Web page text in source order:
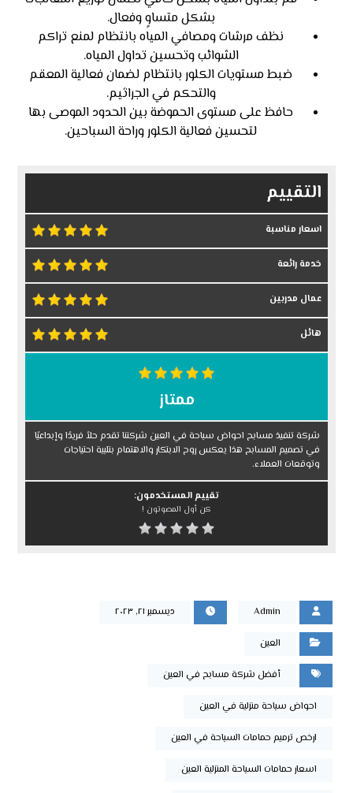
بشكل متساوٍ وفعال.
نظف مرشات ومصافي المياه بانتظام لمنع تراكم
الشوائب وتحسين تداول المياه.
ضبط مستويات الكلور بانتظام لضمان فعالية المعقم
والتحكم في الجراثيم.
حافظ على مستوى الحموضة بين الحدود الموصى بها
لتحسين فعالية الكلور وراحة السباحين.
التقييم
اسعار مناسبة
خدمة رائعة
عمال مدربين
هائل
ممتاز
شركة تنفيذ مسابح احواض سباحة في العين شركتنا تقدم حلاً فريدًا وإبداعيًا
في تصميم المسابح هذا يعكس روح الابتكار والاهتمام بتلبية احتياجات
وتوقعات العملاء.
تقييم المستخدمون:
كن أول المصوتون !
Admin ديسمبر ٢١, ٢٠٢٣
العين
أفضل شركة مسابح في العين
احواض سباحة منزلية في العين
ارخص ترميم حمامات السباحة في العين
اسعار حمامات السباحة المنزلية العين